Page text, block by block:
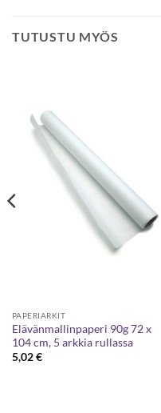
TUTUSTU MYÖS
PAPERIARKIT
Elävänmallinpaperi 90g 72 x
104 cm, 5 arkkia rullassa
5,02€